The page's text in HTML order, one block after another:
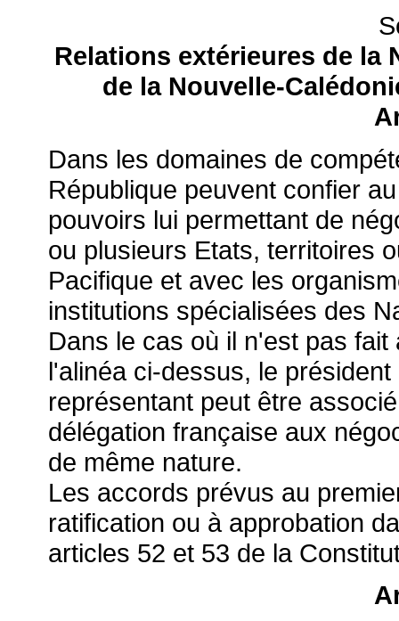
Relations extérieures de la
de la Nouvelle-
Dans les domaines de
République peuvent confier
pouvoirs lui permettant de
ou plusieurs Etats, territoires
Pacifique et avec les
institutions spécialisées des
Dans le cas où il n'est pas
l'alinéa ci-dessus, le
représentant peut être
délégation française aux
de même nature.
Les accords prévus au
ratification ou à approbation
articles 52 et 53 de la